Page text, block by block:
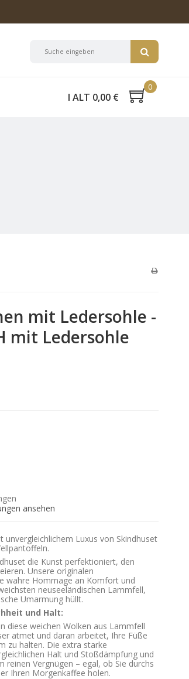
I ALT 0,00 €
0
mit Ledersohle -
mit Ledersohle
ansehen
unvergleichlichem Luxus von Skindhuset
die Kunst perfektioniert, den
Unsere originalen
wahre Hommage an Komfort und
neuseeländischen Lammfell,
Umarmung hüllt.
und Halt:
diese weichen Wolken aus Lammfell
atmet und daran arbeitet, Ihre Füße
zu halten. Die extra starke
Halt und Stoßdämpfung und
reinen Vergnügen – egal, ob Sie durchs
Ihren Morgenkaffee holen.